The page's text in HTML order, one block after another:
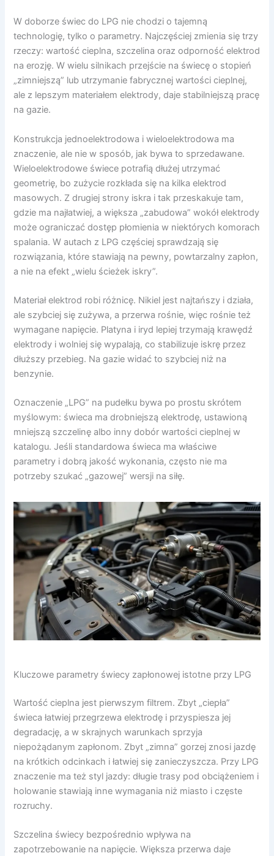
W doborze świec do LPG nie chodzi o tajemną
technologię, tylko o parametry. Najczęściej zmienia się trzy
rzeczy: wartość cieplna, szczelina oraz odporność elektrod
na erozję. W wielu silnikach przejście na świecę o stopień
„zimniejszą” lub utrzymanie fabrycznej wartości cieplnej,
ale z lepszym materiałem elektrody, daje stabilniejszą pracę
na gazie.
Konstrukcja jednoelektrodowa i wieloelektrodowa ma
znaczenie, ale nie w sposób, jak bywa to sprzedawane.
Wieloelektrodowe świece potrafią dłużej utrzymać
geometrię, bo zużycie rozkłada się na kilka elektrod
masowych. Z drugiej strony iskra i tak przeskakuje tam,
gdzie ma najłatwiej, a większa „zabudowa” wokół elektrody
może ograniczać dostęp płomienia w niektórych komorach
spalania. W autach z LPG częściej sprawdzają się
rozwiązania, które stawiają na pewny, powtarzalny zapłon,
a nie na efekt „wielu ścieżek iskry”.
Materiał elektrod robi różnicę. Nikiel jest najtańszy i działa,
ale szybciej się zużywa, a przerwa rośnie, więc rośnie też
wymagane napięcie. Platyna i iryd lepiej trzymają krawędź
elektrody i wolniej się wypalają, co stabilizuje iskrę przez
dłuższy przebieg. Na gazie widać to szybciej niż na
benzynie.
Oznaczenie „LPG” na pudełku bywa po prostu skrótem
myślowym: świeca ma drobniejszą elektrodę, ustawioną
mniejszą szczelinę albo inny dobór wartości cieplnej w
katalogu. Jeśli standardowa świeca ma właściwe
parametry i dobrą jakość wykonania, często nie ma
potrzeby szukać „gazowej” wersji na siłę.
Kluczowe parametry świecy zapłonowej istotne przy LPG
Wartość cieplna jest pierwszym filtrem. Zbyt „ciepła”
świeca łatwiej przegrzewa elektrodę i przyspiesza jej
degradację, a w skrajnych warunkach sprzyja
niepożądanym zapłonom. Zbyt „zimna” gorzej znosi jazdę
na krótkich odcinkach i łatwiej się zanieczyszcza. Przy LPG
znaczenie ma też styl jazdy: długie trasy pod obciążeniem i
holowanie stawiają inne wymagania niż miasto i częste
rozruchy.
Szczelina świecy bezpośrednio wpływa na
zapotrzebowanie na napięcie. Większa przerwa daje